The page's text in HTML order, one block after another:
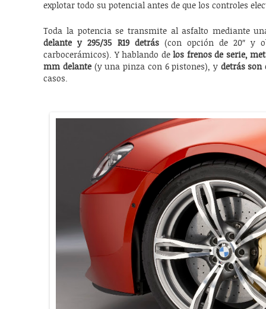
explotar todo su potencial antes de que los controles
Toda la potencia se transmite al asfalto mediante
delante y 295/35 R19 detrás(con opción de 20″ y
carbocerámicos). Y hablando delos frenos de serie,
mm delante(y una pinza con 6 pistones), y detrás son
casos.